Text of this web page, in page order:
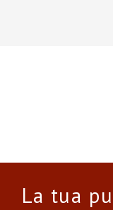
La tua